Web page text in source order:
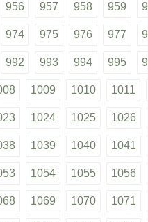
956 957 958 959
974 975 976 977
992 993 994 995
1009 1010 1011
1024 1025 1026
1039 1040 1041
1054 1055 1056
1069 1070 1071